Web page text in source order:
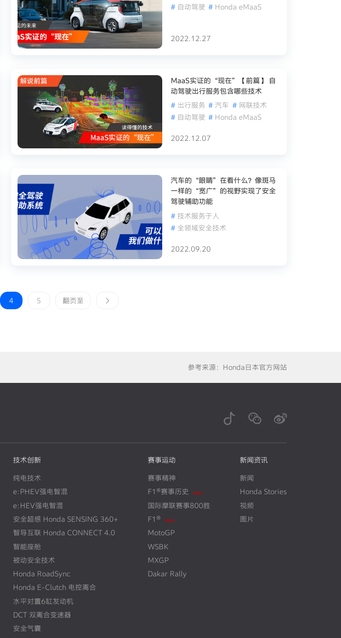
# 自动驾驶 # Honda eMaaS
2022.12.27
MaaS实证的“现在”【前篇】 自
动驾驶出行服务包含哪些技术
# 出行服务 # 汽车 # 网联技术
# 自动驾驶 # Honda eMaaS
2022.12.07
汽车的“眼睛”在看什么？像斑马
一样的“宽广”的视野实现了安全
驾驶辅助功能
# 技术服务于人
# 全领域安全技术
2022.09.20
4 5
参考来源：Honda日本官方网站
技术创新
纯电技术
e:PHEV强电智混
e:HEV强电智混
安全超感 Honda SENSING 360+
智导互联 Honda CONNECT 4.0
智能座舱
被动安全技术
Honda RoadSync
Honda E-Clutch 电控离合
水平对置6缸发动机
DCT 双离合变速器
安全气囊
赛事运动
赛事精神
F1®赛事历史
NEW
国际摩联赛事800胜
F1®
NEW
MotoGP
WSBK
MXGP
Dakar Rally
新闻资讯
新闻
Honda Stories
视频
图片